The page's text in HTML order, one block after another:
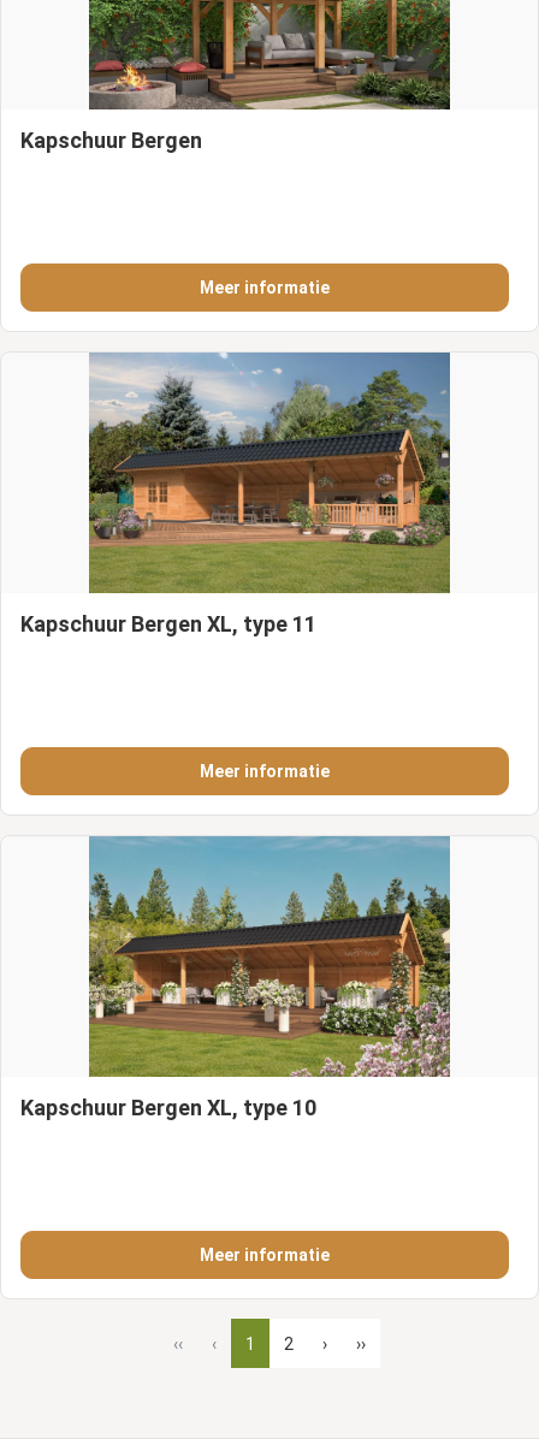
Kapschuur Bergen
Meer informatie
Kapschuur Bergen XL, type 11
Meer informatie
Kapschuur Bergen XL, type 10
Meer informatie
‹‹ ‹ 1 2 › ››